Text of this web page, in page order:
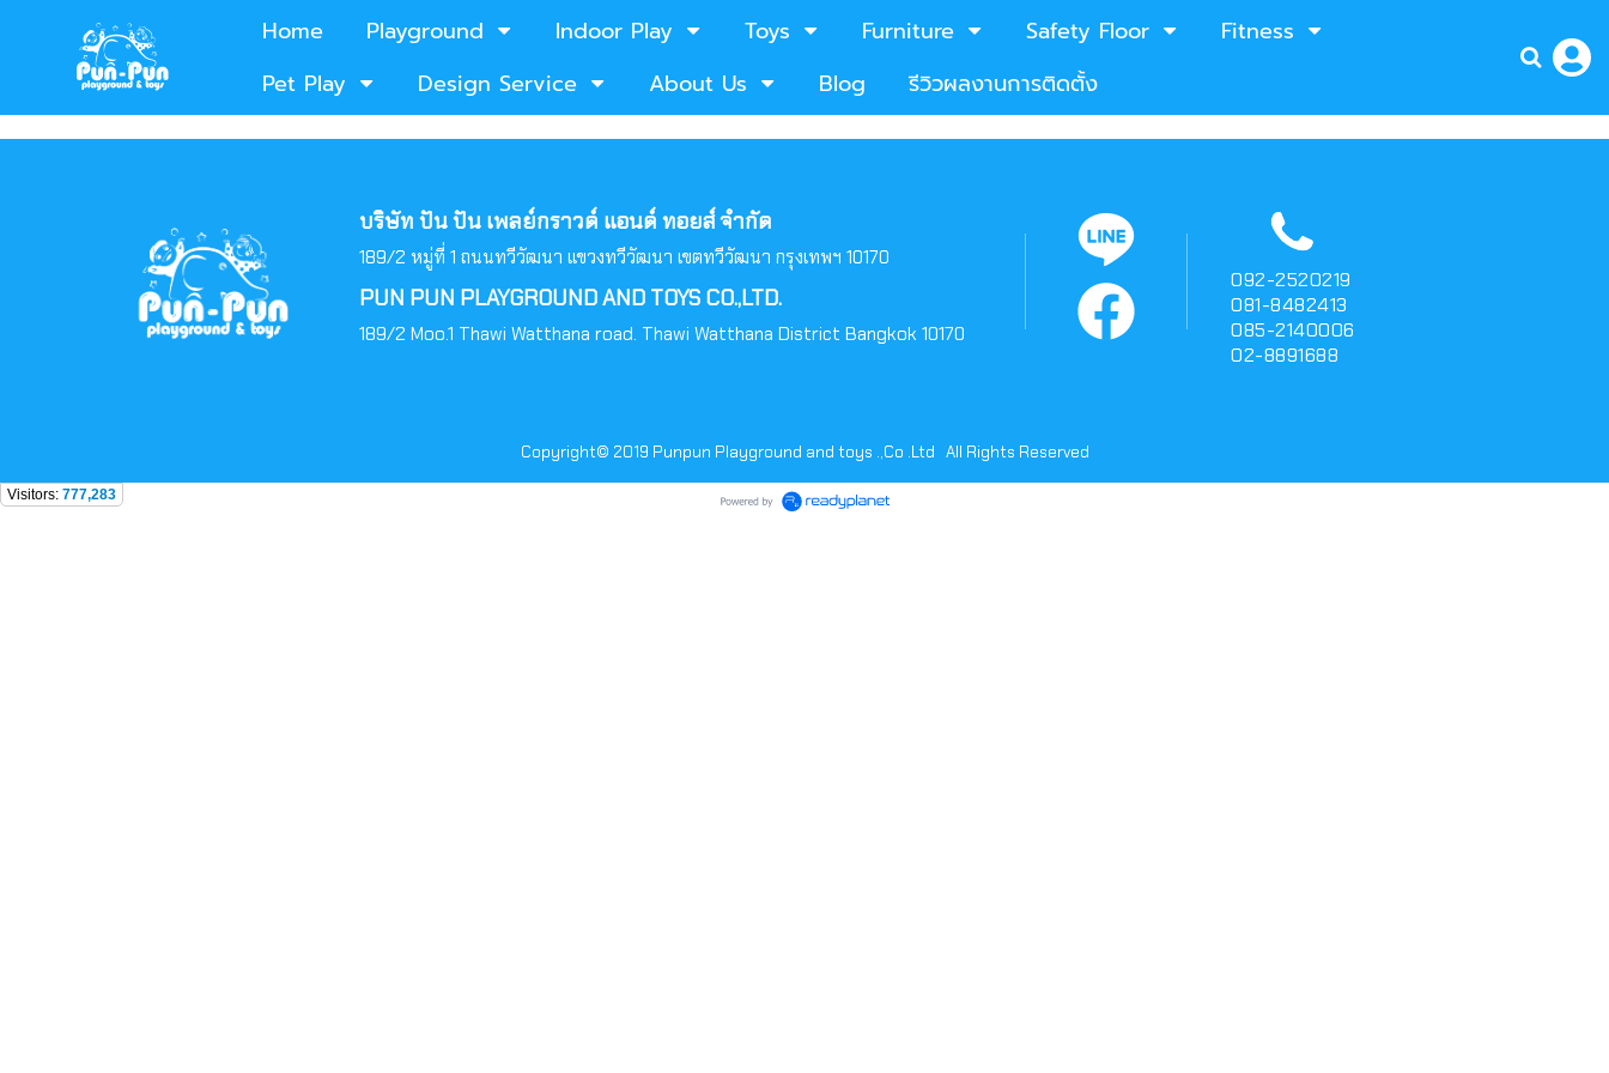
Home Playground Indoor Play Toys Furniture Safety Floor
Fitness
Pet Play
Design Service About Us Blog รีวิวผลงานการติดตั้ง
บริษัท ปัน ปัน เพลย์กราวด์ แอนด์ ทอยส์ จำกัด
189/2 หมู่ที่ 1 ถนนทวีวัฒนา แขวงทวีวัฒนา เขตทวีวัฒนา กรุงเทพฯ 10170
PUN PUN PLAYGROUND AND TOYS CO.,LTD.
189/2 Moo.1 Thawi Watthana road. Thawi Watthana District Bangkok 10170
092-2520219
081-8482413
085-2140006
02-8891688
Copyright© 2019 Punpun Playground and toys .,Co .Ltd All Rights Reserved
Visitors: 777,283